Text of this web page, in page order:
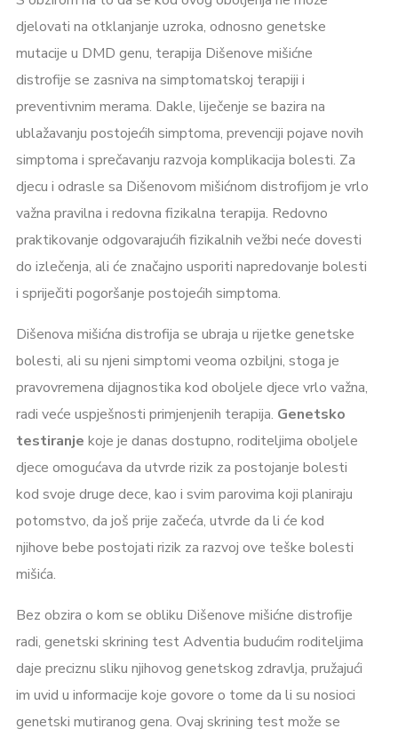
djelovati na otklanjanje uzroka, odnosno genetske
mutacije u DMD genu, terapija Dišenove mišićne
distrofije se zasniva na simptomatskoj terapiji i
preventivnim merama. Dakle, liječenje se bazira na
ublažavanju postojećih simptoma, prevenciji pojave novih
simptoma i sprečavanju razvoja komplikacija bolesti. Za
djecu i odrasle sa Dišenovom mišićnom distrofijom je vrlo
važna pravilna i redovna fizikalna terapija. Redovno
praktikovanje odgovarajućih fizikalnih vežbi neće dovesti
do izlečenja, ali će značajno usporiti napredovanje bolesti
i spriječiti pogoršanje postojećih simptoma.
Dišenova mišićna distrofija se ubraja u rijetke genetske
bolesti, ali su njeni simptomi veoma ozbiljni, stoga je
pravovremena dijagnostika kod oboljele djece vrlo važna,
radi veće uspješnosti primjenjenih terapija. Genetsko
testiranje koje je danas dostupno, roditeljima oboljele
djece omogućava da utvrde rizik za postojanje bolesti
kod svoje druge dece, kao i svim parovima koji planiraju
potomstvo, da još prije začeća, utvrde da li će kod
njihove bebe postojati rizik za razvoj ove teške bolesti
mišića.
Bez obzira o kom se obliku Dišenove mišićne distrofije
radi, genetski skrining test Adventia budućim roditeljima
daje preciznu sliku njihovog genetskog zdravlja, pružajući
im uvid u informacije koje govore o tome da li su nosioci
genetski mutiranog gena. Ovaj skrining test može se